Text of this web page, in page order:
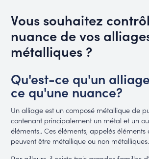
Vous souhaitez
nuance de vos
métalliques ?
Qu'est-ce qu'un
ce qu'une nuance?
Un alliage est un composé métallique de
contenant principalement un métal et un
éléments.. Ces éléments, appelés éléments
peuvent être métallique ou non métalliques.